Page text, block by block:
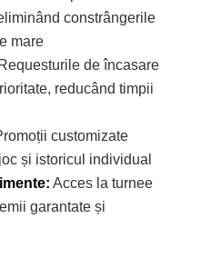
constrângerile
mare
Requesturile de încasare
reducând timpii
customizate
și istoricul individual
Acces la turnee
garantate și